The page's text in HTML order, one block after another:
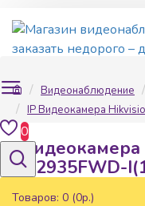
0
Товаров: 0 (0р.)
Видеонаблюдение
IP Видеокамера
IP Видеокамера
2CD2935FWD-